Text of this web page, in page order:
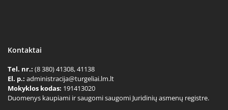
Kontaktai
Tel. nr.: (8 380) 41308, 41138
El. p.: administracija@turgeliai.lm.lt
Mokyklos kodas: 191413020
Duomenys kaupiami ir saugomi saugomi Juridinių asmenų registre.